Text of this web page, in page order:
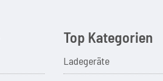
Top Kategorien
Ladegeräte